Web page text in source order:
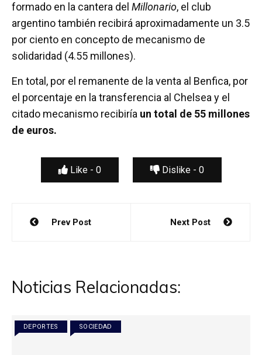
formado en la cantera del Millonario, el club
argentino también recibirá aproximadamente un 3.5
por ciento en concepto de mecanismo de
solidaridad (4.55 millones).
En total, por el remanente de la venta al Benfica, por
el porcentaje en la transferencia al Chelsea y el
citado mecanismo recibiría un total de 55 millones
de euros.
Like - 0 Dislike - 0
Navegación
Prev Post Next Post
Noticias Relacionadas:
DEPORTES SOCIEDAD